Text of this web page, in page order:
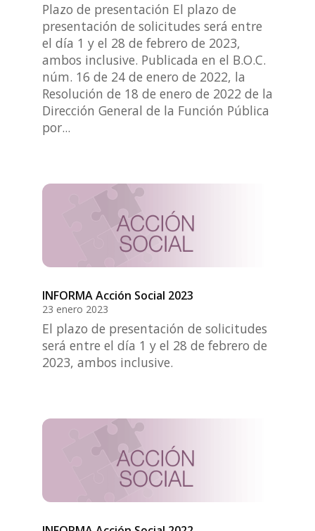
Plazo de presentación El plazo de
presentación de solicitudes será entre
el día 1 y el 28 de febrero de 2023,
ambos inclusive. Publicada en el B.O.C.
núm. 16 de 24 de enero de 2022, la
Resolución de 18 de enero de 2022 de la
Dirección General de la Función Pública
por...
INFORMA Acción Social 2023
23 enero 2023
El plazo de presentación de solicitudes
será entre el día 1 y el 28 de febrero de
2023, ambos inclusive.